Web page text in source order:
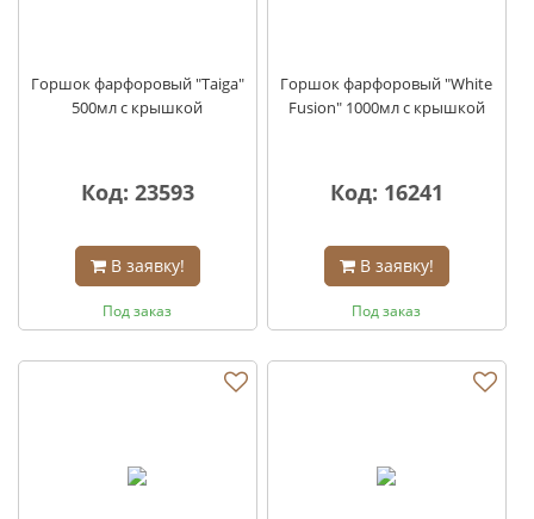
Горшок фарфоровый "Taiga"
500мл с крышкой
Код: 23593
В заявку!
Под заказ
Горшок фарфоровый "White
Fusion" 1000мл с крышкой
Код: 16241
В заявку!
Под заказ